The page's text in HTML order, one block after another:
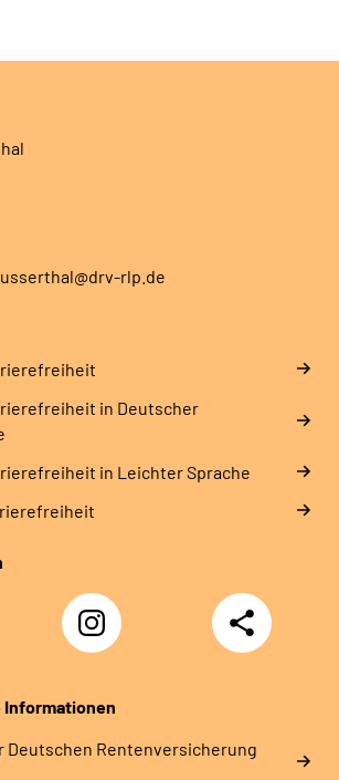
rlp.de
in Deutscher
in Leichter Sprache
Instagram
DRV
Nachwuchskräfte
Teilen
Deutschen Rentenversicherung